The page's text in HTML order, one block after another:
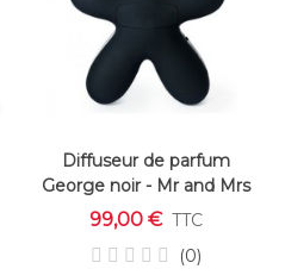
Diffuseur de parfum
George noir - Mr and Mrs
Fragrance
99,00 € TTC
(0)